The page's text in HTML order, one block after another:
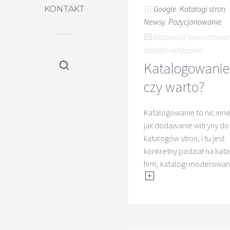
KONTAKT
Google, Katalogi stron,
Newsy, Pozycjonowanie
Możliwość
została wyłączona
czy warto?
Katalogowanie to nic
jak dodawanie witryny do
katalogów stron, i tu jest
konkretny podział na
firm, katalogi